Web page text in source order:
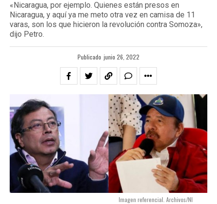
«Nicaragua, por ejemplo. Quienes están presos en
Nicaragua, y aquí ya me meto otra vez en camisa de 11
varas, son los que hicieron la revolución contra Somoza»,
dijo Petro.
Publicado junio 26, 2022
Imagen referencial. Archivos/NI